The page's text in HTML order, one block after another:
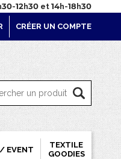
12h30 et 14h-18h30
CRÉER UN COMPTE
EVENT
TEXTILE
GOODIES